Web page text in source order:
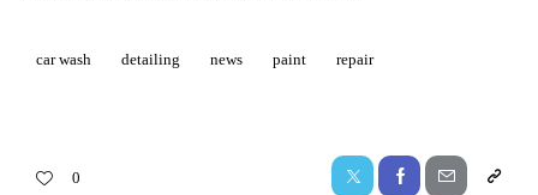
car wash detailing news paint repair
0